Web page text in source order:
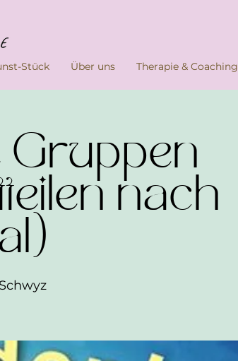
Stück Über uns Therapie & Coaching
Gruppen
nach
Schwyz